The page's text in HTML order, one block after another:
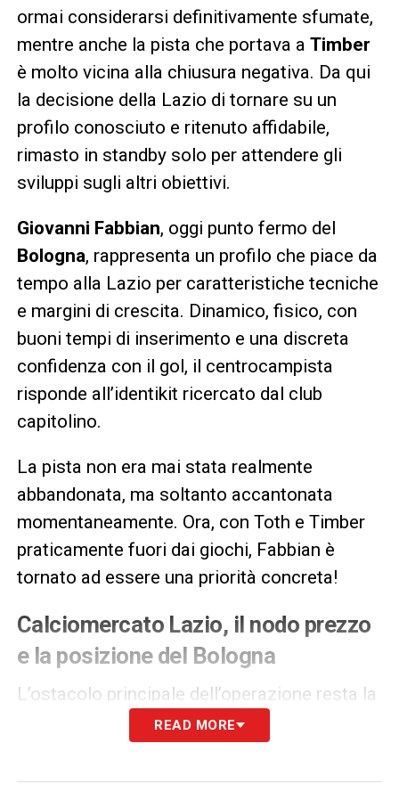
ormai considerarsi definitivamente sfumate,
mentre anche la pista che portava a Timber
è molto vicina alla chiusura negativa. Da qui
la decisione della Lazio di tornare su un
profilo conosciuto e ritenuto affidabile,
rimasto in standby solo per attendere gli
sviluppi sugli altri obiettivi.
Giovanni Fabbian, oggi punto fermo del
Bologna, rappresenta un profilo che piace da
tempo alla Lazio per caratteristiche tecniche
e margini di crescita. Dinamico, fisico, con
buoni tempi di inserimento e una discreta
confidenza con il gol, il centrocampista
risponde all’identikit ricercato dal club
capitolino.
La pista non era mai stata realmente
abbandonata, ma soltanto accantonata
momentaneamente. Ora, con Toth e Timber
praticamente fuori dai giochi, Fabbian è
tornato ad essere una priorità concreta!
Calciomercato Lazio, il nodo prezzo
e la posizione del Bologna
L’ostacolo principale dell’operazione resta la
valutazione economica. Il Bologna, forte
delle prestazioni del giocatore e della sua
importanza all’interno della rosa, ha fissato il
READ MORE